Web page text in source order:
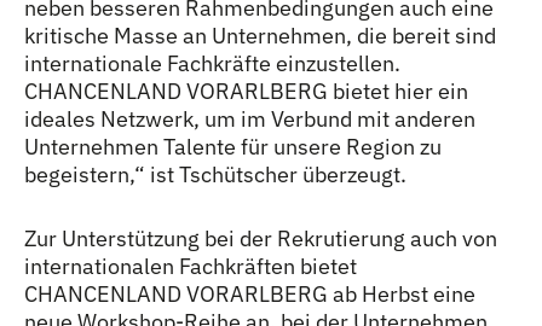
neben besseren Rahmenbedingungen auch eine
kritische Masse an Unternehmen, die bereit sind
internationale Fachkräfte einzustellen.
CHANCENLAND VORARLBERG bietet hier ein
ideales Netzwerk, um im Verbund mit anderen
Unternehmen Talente für unsere Region zu
begeistern,“ ist Tschütscher überzeugt.
Zur Unterstützung bei der Rekrutierung auch von
internationalen Fachkräften bietet
CHANCENLAND VORARLBERG ab Herbst eine